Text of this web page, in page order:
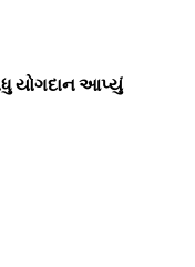
યોગદાન આપ્યું